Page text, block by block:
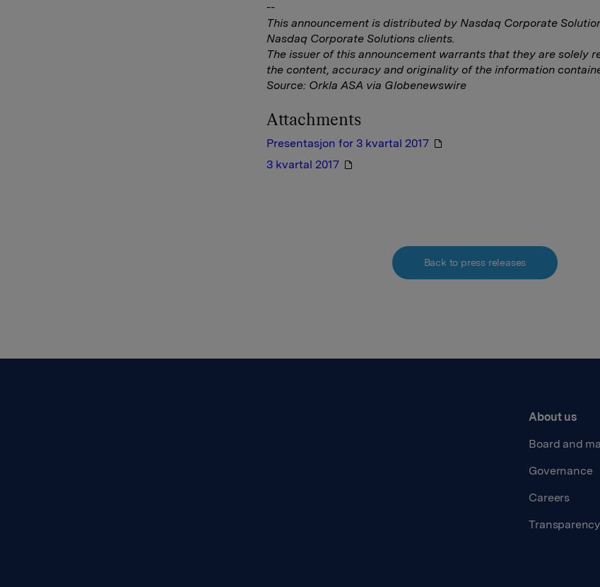
--
This announcement is distributed by Nasdaq Corporate
Nasdaq Corporate Solutions clients.
The issuer of this announcement warrants that they are solely
the content, accuracy and originality of the information
Source: Orkla ASA via Globenewswire
Attachments
Presentasjon for 3 kvartal 2017
3 kvartal 2017
Back to press releases
About us
Board and
Governance
Careers